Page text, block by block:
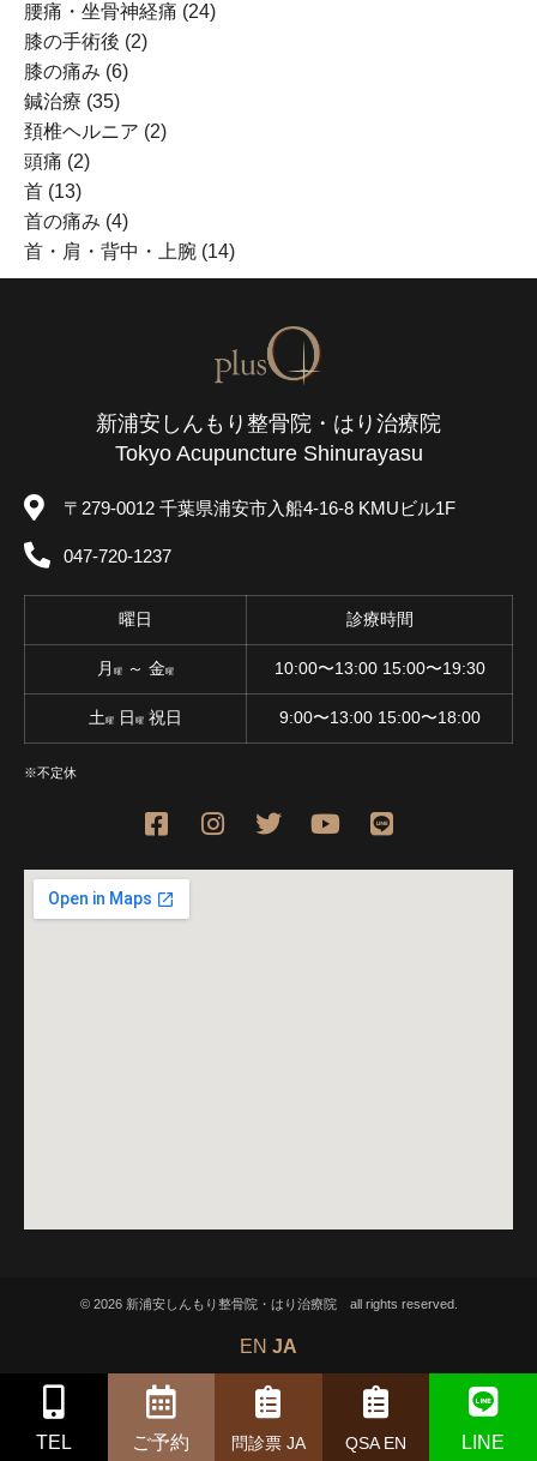
腰痛・坐骨神経痛 (24)
膝の手術後 (2)
膝の痛み (6)
鍼治療 (35)
頚椎ヘルニア (2)
頭痛 (2)
首 (13)
首の痛み (4)
首・肩・背中・上腕 (14)
新浦安しんもり整骨院・はり治療院
Tokyo Acupuncture Shinurayasu
〒279-0012 千葉県浦安市入船4-16-8 KMUビル1F
047-720-1237
曜日 診療時間
月 曜 ～ 金曜 10:00〜13:00 15:00〜19:30
土曜 日 曜 祝日 9:00〜13:00 15:00〜18:00
※不定休
© 2026 新浦安しんもり整骨院・はり治療院 all rights reserved.
EN JA
TEL ご予約 問診票 JA QSA EN LINE